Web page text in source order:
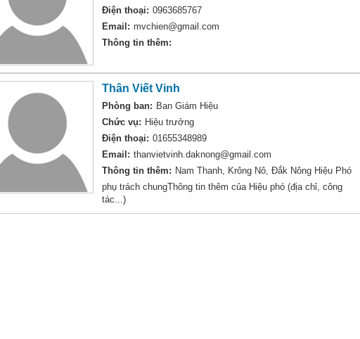
Điện thoại: 0963685767
Email: mvchien@gmail.com
Thông tin thêm:
Thân Viết Vinh
Phòng ban: Ban Giám Hiệu
Chức vụ: Hiệu trưởng
Điện thoại: 01655348989
Email: thanvietvinh.daknong@gmail.com
Thông tin thêm: Nam Thanh, Krông Nô, Đắk Nông Hiệu Phó
phụ trách chungThông tin thêm của Hiệu phó (địa chỉ, công
tác...)